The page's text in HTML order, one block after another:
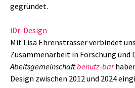
gegründet.
iDr-Design
Mit Lisa Ehrenstrasser verbindet
Zusammenarbeit in Forschung und
Abeitsgemeinschaftbenutz-bar
Design zwischen 2012 und 2024